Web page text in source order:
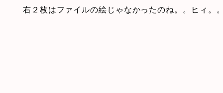
右２枚はファイルの絵じゃなかったのね。。ヒィ。